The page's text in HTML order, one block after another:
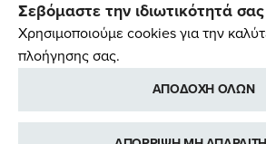
Σεβόμαστε την ιδιωτικότητά σας
Χρησιμοποιούμε cookies για την
πλοήγησης σας.
ΑΠΟΔΟΧΗ ΟΛΩΝ